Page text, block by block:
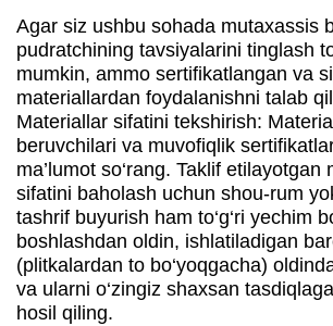
Agar siz ushbu sohada mutaxassis
pudratchining tavsiyalarini tinglash
mumkin, ammo sertifikatlangan va
materiallardan foydalanishni talab
Materiallar sifatini tekshirish:
beruvchilari va muvofiqlik
ma’lumot so‘rang. Taklif etilayotgan
sifatini baholash uchun shou-rum
tashrif buyurish ham to‘g‘ri yechim
boshlashdan oldin, ishlatiladigan
(plitkalardan to bo‘yoqgacha)
va ularni o‘zingiz shaxsan
hosil qiling.